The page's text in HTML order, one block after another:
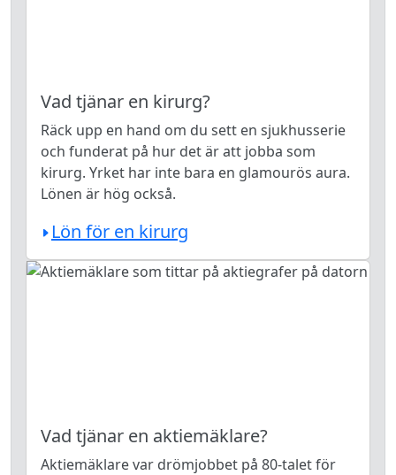
Vad tjänar en kirurg?
Räck upp en hand om du sett en sjukhusserie
och funderat på hur det är att jobba som
kirurg. Yrket har inte bara en glamourös aura.
Lönen är hög också.
Lön för en kirurg
Vad tjänar en aktiemäklare?
Aktiemäklare var drömjobbet på 80-talet för